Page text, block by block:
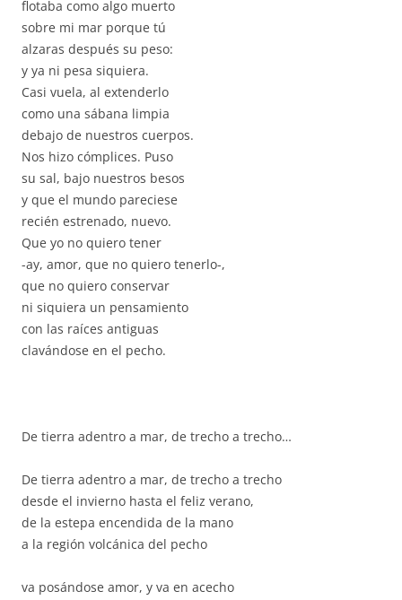
flotaba como algo muerto
sobre mi mar porque tú
alzaras después su peso:
y ya ni pesa siquiera.
Casi vuela, al extenderlo
como una sábana limpia
debajo de nuestros cuerpos.
Nos hizo cómplices. Puso
su sal, bajo nuestros besos
y que el mundo pareciese
recién estrenado, nuevo.
Que yo no quiero tener
-ay, amor, que no quiero tenerlo-,
que no quiero conservar
ni siquiera un pensamiento
con las raíces antiguas
clavándose en el pecho.
De tierra adentro a mar, de trecho a trecho…
De tierra adentro a mar, de trecho a trecho
desde el invierno hasta el feliz verano,
de la estepa encendida de la mano
a la región volcánica del pecho
va posándose amor, y va en acecho